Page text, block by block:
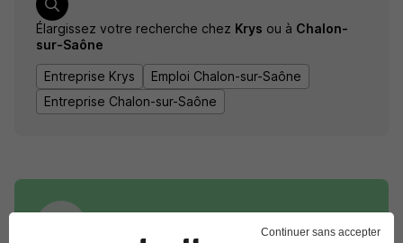
Élargissez votre recherche chez Krys ou à Chalon-
sur-Saône
Entreprise Krys
Emploi Chalon-sur-Saône
Entreprise Chalon-sur-Saône
Continuer sans accepter